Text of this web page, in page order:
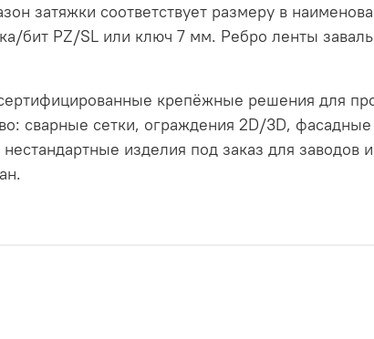
затяжки соответствует размеру в
бит PZ/SL или ключ 7 мм. Ребро ленты
крепёжные решения для
сварные сетки, ограждения 2D/3D,
изделия под заказ для заводов